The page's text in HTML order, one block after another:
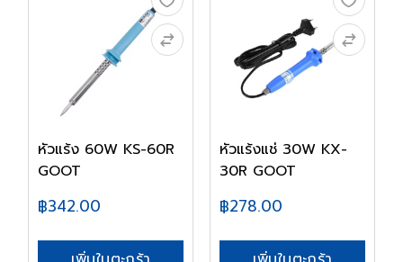
หัวแร้ง 60W KS-60R
GOOT
฿342.00
หัวแร้งแช่ 30W KX-
30R GOOT
฿278.00